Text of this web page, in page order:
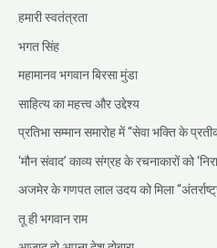
हमारी स्वतंत्रता
भगत सिंह
महामानव भगवान बिरसा मुंडा
साहित्य का महत्त्व और उद्देश्य
प्रतिभा सम्मान समारोह में “सेवा भक्ति के
‘मौन संवाद’ काव्य संग्रह के रचनाकारों को
अजमेर के गणपत लाल उदय को मिला
तू ही भगवान राम